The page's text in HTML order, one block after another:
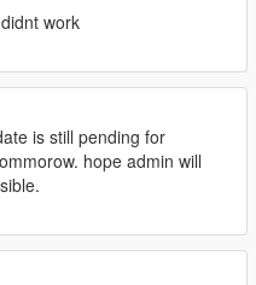
work
is still pending for
hope admin will